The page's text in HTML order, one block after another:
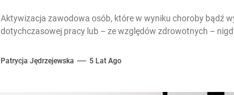
Aktywizacja zawodowa osób, które w wyniku choroby bądź
dotychczasowej pracy lub – ze względów zdrowotnych –
Patrycja Jędrzejewska 5 Lat Ago